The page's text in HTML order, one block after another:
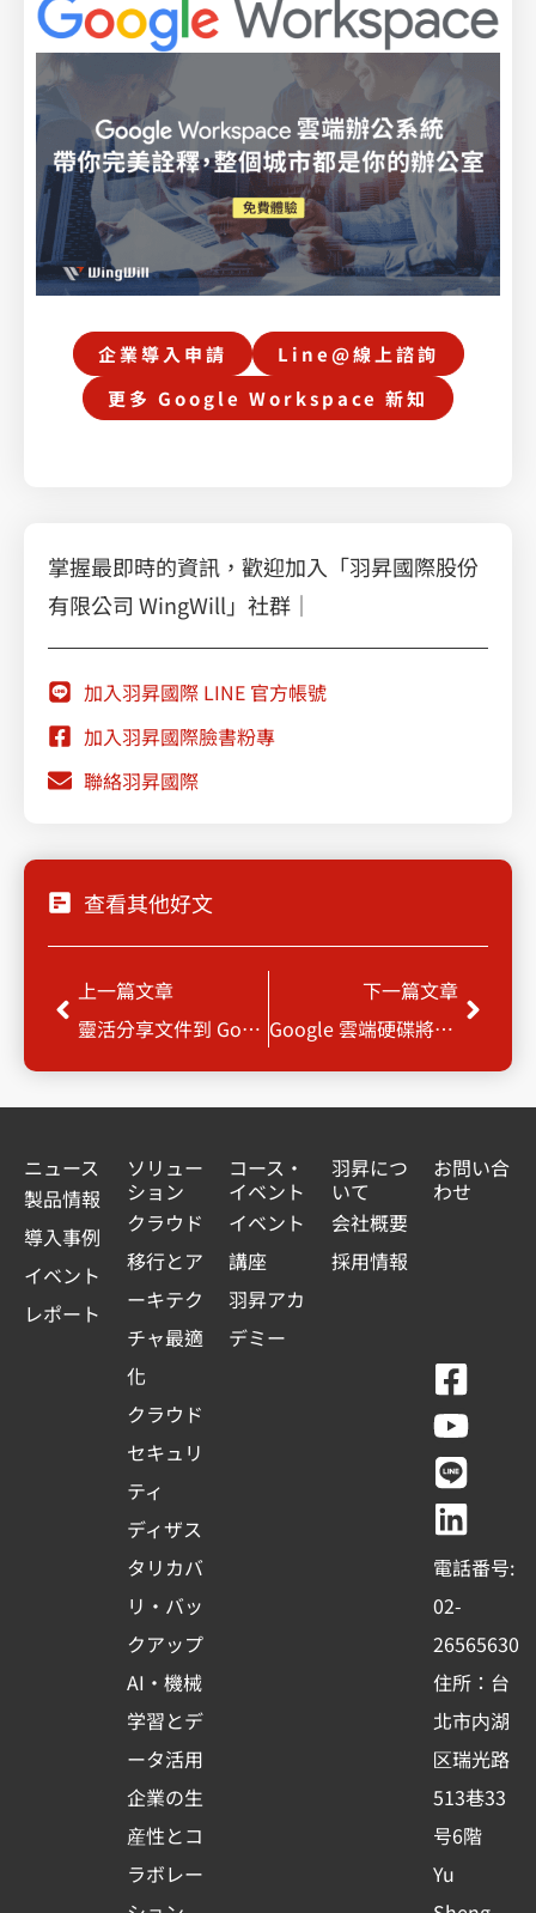
企業導入申請
Line@線上諮詢
更多 Google Workspace 新知
掌握最即時的資訊，歡迎加入「羽昇國際股份
有限公司 WingWill」社群｜
加入羽昇國際 LINE 官方帳號
加入羽昇國際臉書粉專
聯絡羽昇國際
查看其他好文
Prev
上一篇文章
靈活分享文件到 Google Meet
下一篇文章
Google 雲端硬碟將進行連結的安全性更新，部分檔案共用連結將失效
Next
ニュース
製品情報
導入事例
イベント
レポート
ソリュー
ション
クラウド
移行とア
ーキテク
チャ最適
化
クラウド
セキュリ
ティ
ディザス
タリカバ
リ・バッ
クアップ
AI・機械
学習とデ
ータ活用
企業の生
産性とコ
ラボレー
コース・
イベント
イベント
講座
羽昇アカ
デミー
羽昇につ
いて
会社概要
採用情報
お問い合
わせ
F
a
c
e
b
o
o
k
-
s
q
u
a
r
e
Y
o
u
t
u
b
e
L
i
n
e
L
i
n
k
e
d
i
n
電話番号:
02-
26565630
住所：台
北市内湖
区瑞光路
513巷33
号6階
Yu